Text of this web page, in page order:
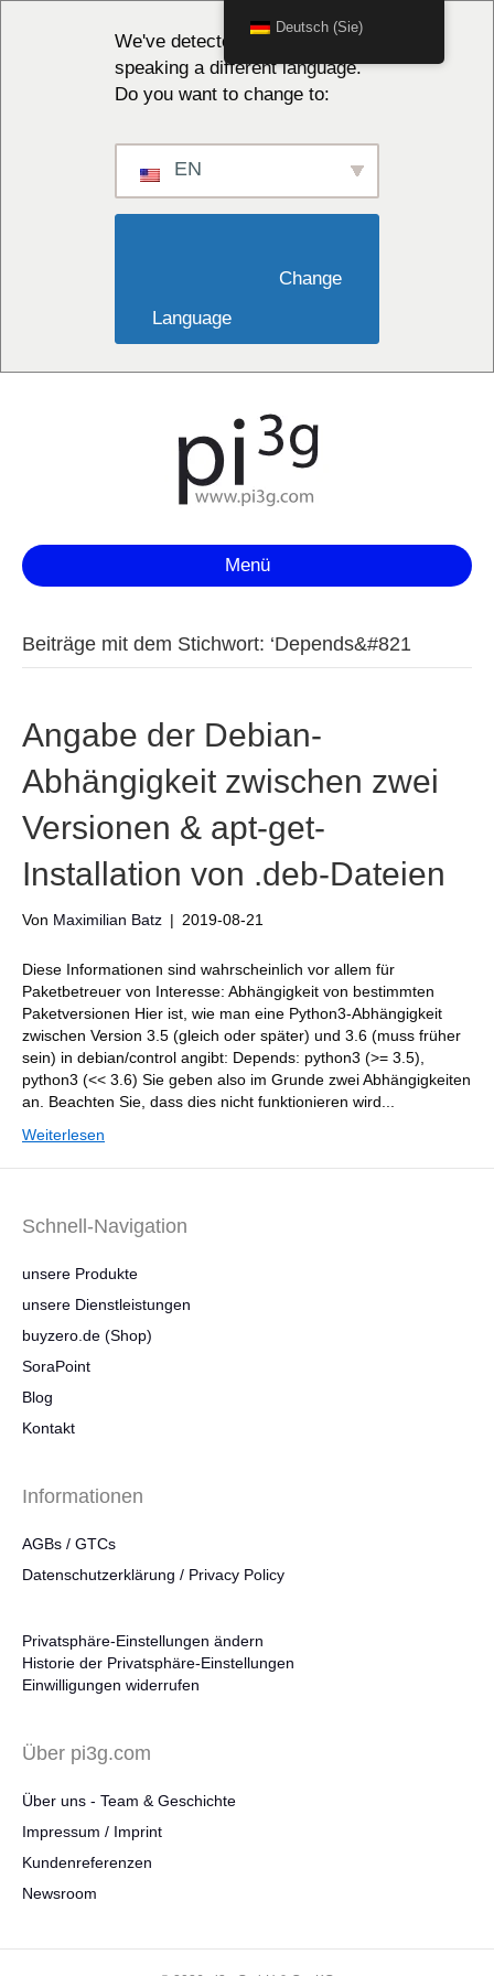
We've detected you might be
speaking a different language.
Do you want to change to:
EN
Language
Menü
Beiträge mit dem Stichwort: ‘Depends&#821
Angabe der Debian-
Abhängigkeit zwischen zwei
Versionen & apt-get-
Installation von .deb-Dateien
Von Maximilian Batz | 2019-08-21
Diese Informationen sind wahrscheinlich vor allem für
Paketbetreuer von Interesse: Abhängigkeit von bestimmten
Paketversionen Hier ist, wie man eine Python3-Abhängigkeit
zwischen Version 3.5 (gleich oder später) und 3.6 (muss früher
sein) in debian/control angibt: Depends: python3 (>= 3.5),
python3 (<< 3.6) Sie geben also im Grunde zwei Abhängigkeiten
an. Beachten Sie, dass dies nicht funktionieren wird...
Weiterlesen
Schnell-Navigation
unsere Produkte
unsere Dienstleistungen
buyzero.de (Shop)
SoraPoint
Blog
Kontakt
Informationen
AGBs / GTCs
Datenschutzerklärung / Privacy Policy
Privatsphäre-Einstellungen ändern
Historie der Privatsphäre-Einstellungen
Einwilligungen widerrufen
Über pi3g.com
Über uns - Team & Geschichte
Impressum / Imprint
Kundenreferenzen
Newsroom
Deutsch (Sie)